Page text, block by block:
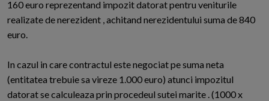
160 euro reprezentand impozit datorat pentru veniturile
realizate de nerezident , achitand nerezidentului suma de 840
euro.
In cazul in care contractul este negociat pe suma neta
(entitatea trebuie sa vireze 1.000 euro) atunci impozitul
datorat se calculeaza prin procedeul sutei marite . (1000 x